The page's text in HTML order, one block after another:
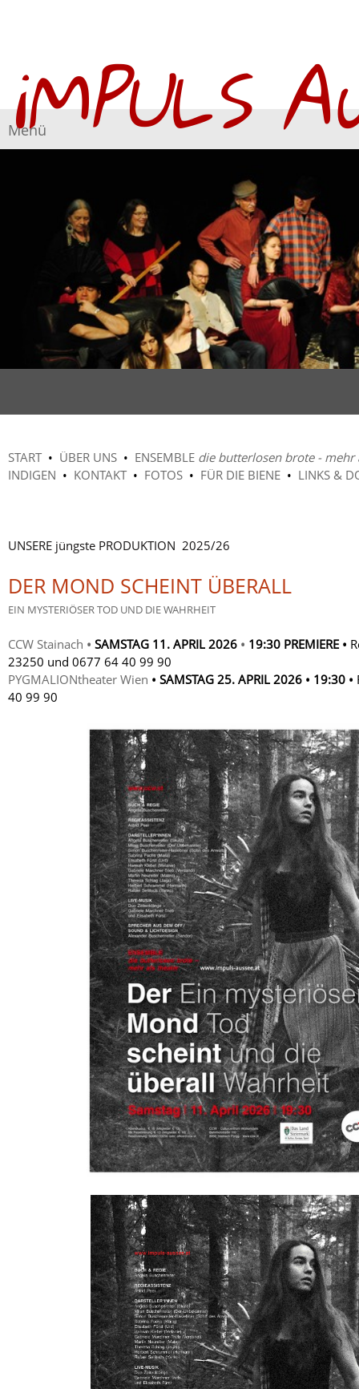
iMPULS
Menü
START• ÜBER UNS • ENSEMBLE die butterlosen brote - mehr
INDIGEN • KONTAKT• FOTOS • FÜR DIE BIENE • LINKS &
UNSERE jüngste PRODUKTION 2025/26
DER MOND SCHEINT ÜBERALL
EIN MYSTERIÖSER TOD UND DIE WAHRHEIT
CCW Stainach • SAMSTAG 11. APRIL 2026 • 19:30 PREMIERE •
23250 und 0677 64 40 99 90
PYGMALIONtheater Wien • SAMSTAG 25. APRIL 2026 • 19:30 •
40 99 90